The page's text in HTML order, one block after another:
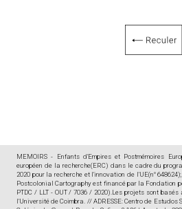
MEMOIRS - Enfants d'Empires et Postmémoires
européen de la recherche(ERC) dans le cadre du
2020 pour la recherche et l'innovation de l'UE(n°
Postcolonial Cartography est financé par la Fondation
PTDC / LLT - OUT / 7036 / 2020).Les projets sont
l'Université de Coimbra. // ADRESSE: Centro de